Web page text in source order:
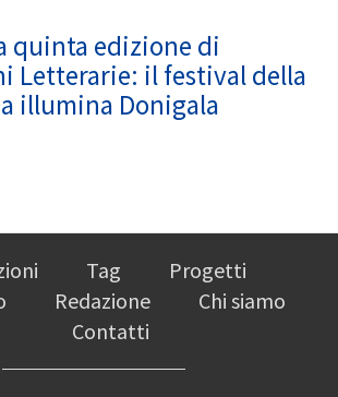
quinta edizione di
Letterarie: il festival della
illumina Donigala
Tag
Progetti
Redazione
Chi siamo
Contatti